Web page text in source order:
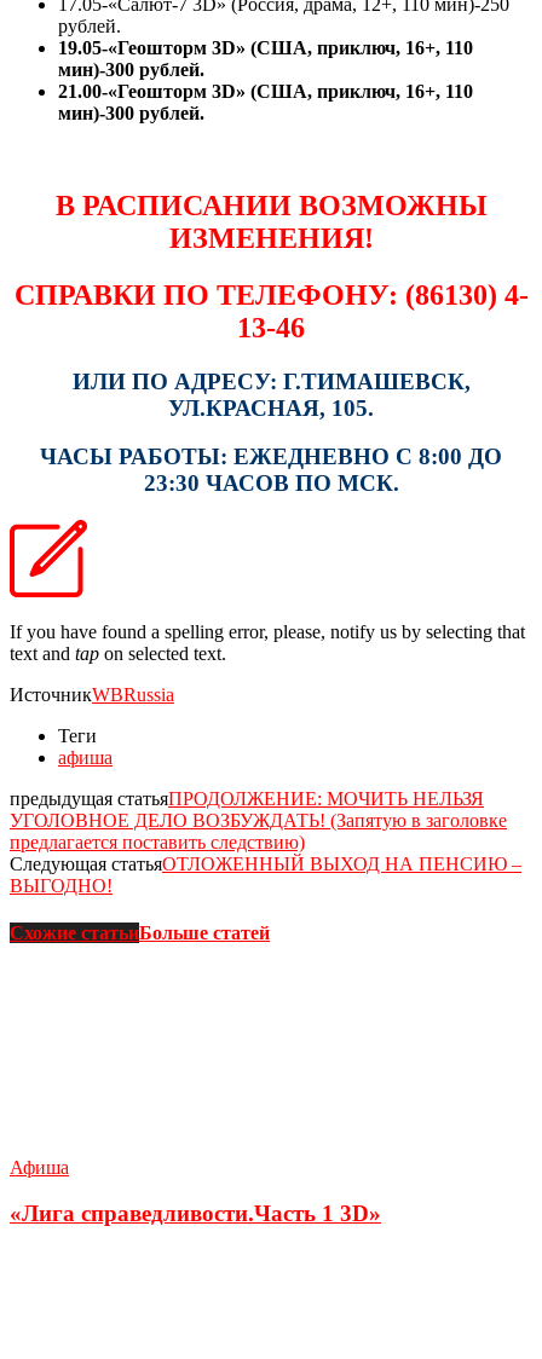
17.05-«Салют-7 3D» (Россия, драма, 12+, 110 мин)-250
рублей.
19.05-«Геошторм 3D» (США, приключ, 16+, 110
мин)-300 рублей.
21.00-«Геошторм 3D» (США, приключ, 16+, 110
мин)-300 рублей.
В РАСПИСАНИИ ВОЗМОЖНЫ
ИЗМЕНЕНИЯ!
СПРАВКИ ПО ТЕЛЕФОНУ: (86130) 4-
13-46
ИЛИ ПО АДРЕСУ: Г.ТИМАШЕВСК,
УЛ.КРАСНАЯ, 105.
ЧАСЫ РАБОТЫ: ЕЖЕДНЕВНО С 8:00 ДО
23:30 ЧАСОВ ПО МСК.
If you have found a spelling error, please, notify us by selecting that
text and tap on selected text.
ИсточникWBRussia
Теги
афиша
предыдущая статьяПРОДОЛЖЕНИЕ: МОЧИТЬ НЕЛЬЗЯ
УГОЛОВНОЕ ДЕЛО ВОЗБУЖДАТЬ! (Запятую в заголовке
предлагается поставить следствию)
Следующая статьяОТЛОЖЕННЫЙ ВЫХОД НА ПЕНСИЮ –
ВЫГОДНО!
Схожие статьиБольше статей
Афиша
«Лига справедливости.Часть 1 3D»